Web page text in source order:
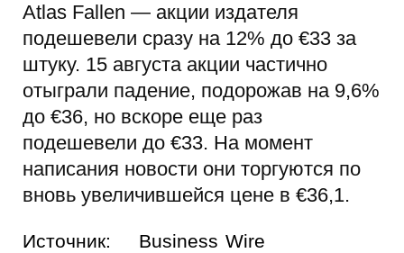
Atlas Fallen — акции издателя
подешевели сразу на 12% до €33 за
штуку. 15 августа акции частично
отыграли падение, подорожав на 9,6%
до €36, но вскоре еще раз
подешевели до €33. На момент
написания новости они торгуются по
вновь увеличившейся цене в €36,1.
Источник: Business Wire